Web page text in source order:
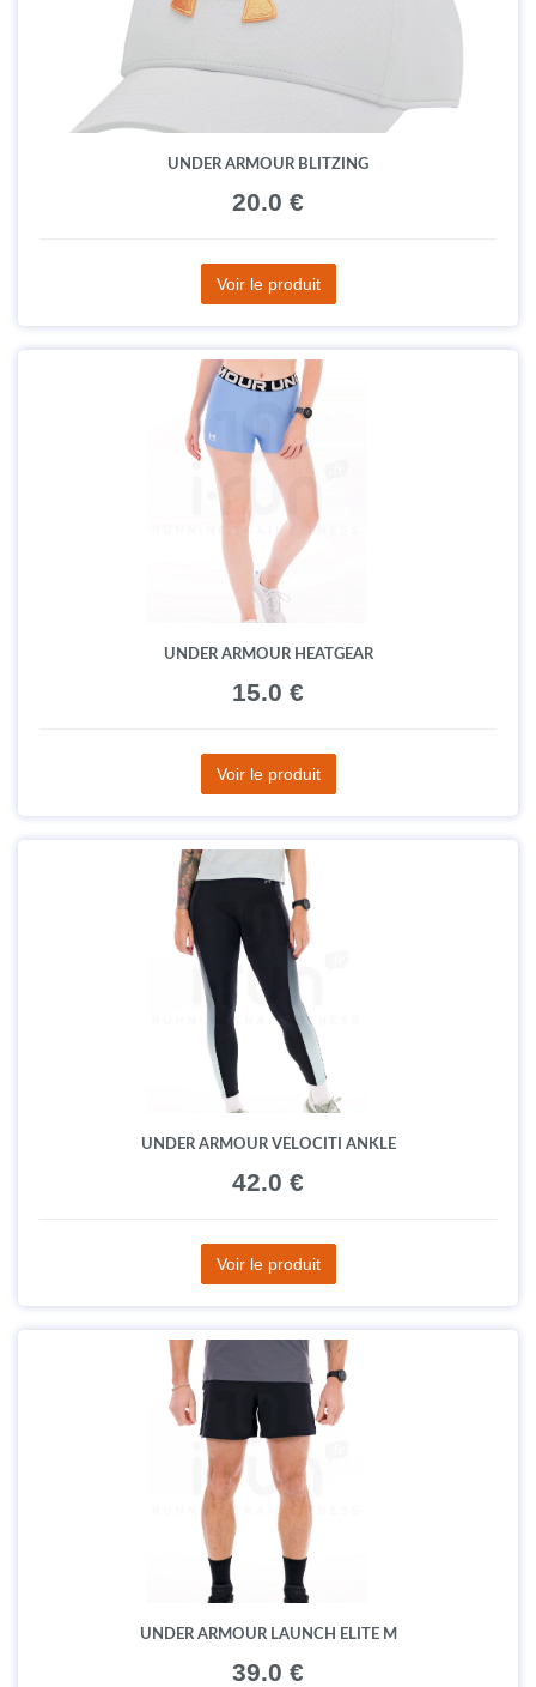
UNDER ARMOUR BLITZING
20.0 €
Voir le produit
UNDER ARMOUR HEATGEAR
15.0 €
Voir le produit
UNDER ARMOUR VELOCITI ANKLE
42.0 €
Voir le produit
UNDER ARMOUR LAUNCH ELITE M
39.0 €